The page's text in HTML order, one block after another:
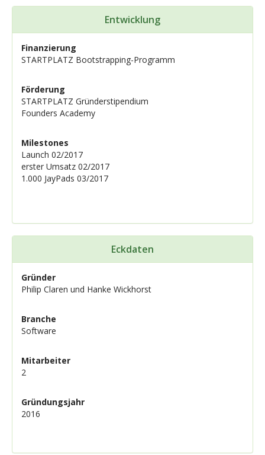
Entwicklung
Finanzierung
STARTPLATZ Bootstrapping-Programm
Förderung
STARTPLATZ Gründerstipendium
Founders Academy
Milestones
Launch 02/2017
erster Umsatz 02/2017
1.000 JayPads 03/2017
Eckdaten
Gründer
Philip Claren und Hanke Wickhorst
Branche
Software
Mitarbeiter
2
Gründungsjahr
2016